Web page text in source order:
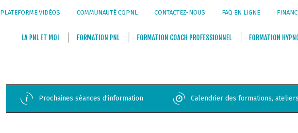
PLATEFORME VIDÉOS COMMUNAUTÉ CQPNL CONTACTEZ-NOUS FAQ EN LIGNE
LA PNL ET MOI FORMATION PNL FORMATION COACH PROFESSIONNEL FORMATION
Prochaines séances d'information Calendrier des formations,